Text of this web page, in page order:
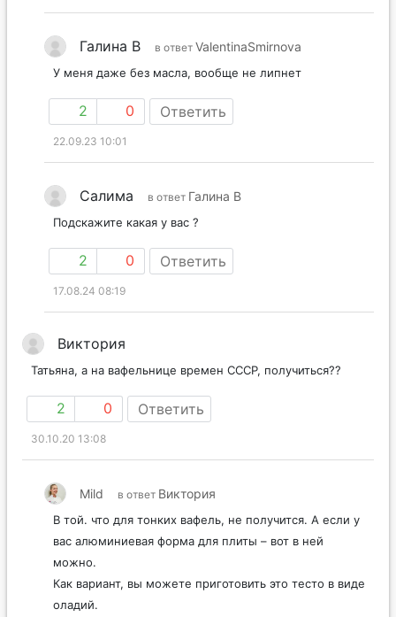
Галина В в ответ ValentinaSmirnova
У меня даже без масла, вообще не липнет
2 0 Ответить
22.09.23 10:01
Салима в ответ Галина В
Подскажите какая у вас ?
2 0 Ответить
17.08.24 08:19
Виктория
Татьяна, а на вафельнице времен СССР, получиться??
2 0 Ответить
30.10.20 13:08
Mild в ответ Виктория
В той. что для тонких вафель, не получится. А если у
вас алюминиевая форма для плиты – вот в ней
можно.
Как вариант, вы можете приготовить это тесто в виде
оладий.